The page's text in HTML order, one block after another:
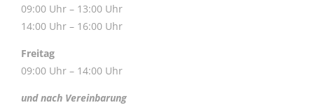
09:00 Uhr – 13:00 Uhr
14:00 Uhr – 16:00 Uhr
Freitag
09:00 Uhr – 14:00 Uhr
und nach Vereinbarung